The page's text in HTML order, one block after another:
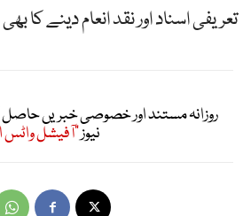
تعریفی اسناد اور نقد انعام دینے کا
روزانہ مستند اور خصوصی خبریں
نیوز"آفیشل